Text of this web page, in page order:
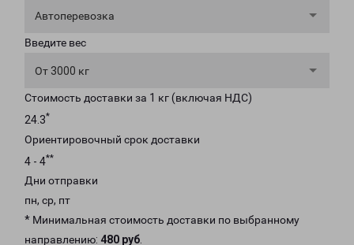
Автоперевозка
Введите вес
От 3000 кг
Стоимость доставки за 1 кг (включая НДС)
24.3*
Ориентировочный срок доставки
4 - 4**
Дни отправки
пн, ср, пт
* Минимальная стоимость доставки по выбранному
направлению: 480 руб.